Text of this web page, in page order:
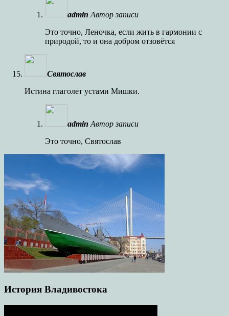
admin Автор записи
Это точно, Леночка, если жить в гармонии с
природой, то и она добром отзовётся
Святослав
Истина глаголет устами Мишки.
admin Автор записи
Это точно, Святослав
История Владивостока